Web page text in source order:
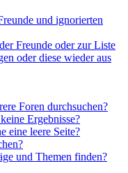
und ignorierten
Freunde oder zur Liste
oder diese wieder aus
Foren durchsuchen?
Ergebnisse?
eine leere Seite?
und Themen finden?